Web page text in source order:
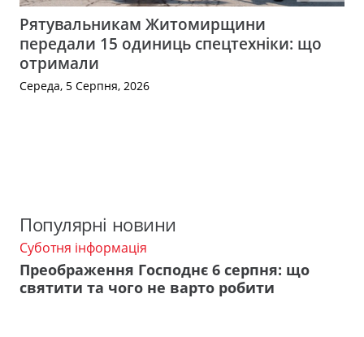
Рятувальникам Житомирщини
передали 15 одиниць спецтехніки: що
отримали
Середа, 5 Серпня, 2026
Популярні новини
Суботня інформація
Преображення Господнє 6 серпня: що
святити та чого не варто робити